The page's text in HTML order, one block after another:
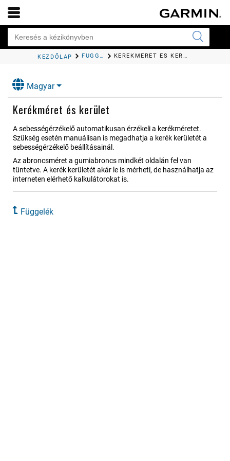
KEZDŐLAP FÜGGELÉK KERÉKMÉRET ÉS KERÜLET
Magyar
Kerékméret és kerület
A sebességérzékelő automatikusan érzékeli a kerékméretet.
Szükség esetén manuálisan is megadhatja a kerék kerületét a
sebességérzékelő beállításainál.
Az abroncsméret a gumiabroncs mindkét oldalán fel van
tüntetve. A kerék kerületét akár le is mérheti, de használhatja az
interneten elérhető kalkulátorokat is.
Függelék